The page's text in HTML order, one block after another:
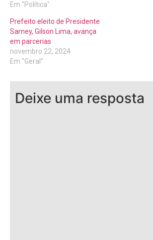
Em "Política"
Prefeito eleito de Presidente
Sarney, Gilson Lima, avança
em parcerias
novembro 22, 2024
Em "Geral"
Deixe uma resposta